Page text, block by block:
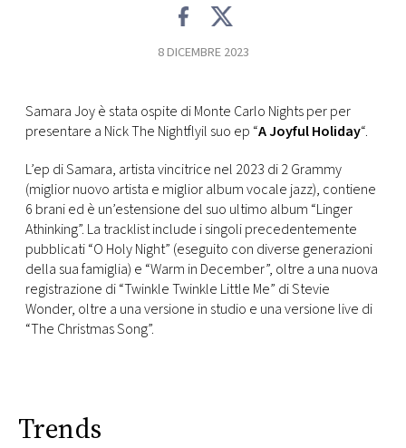
VIDEO
TV
PRINCIPATO
DI
MONACO
8 DICEMBRE 2023
Samara Joy è stata ospite di Monte Carlo Nights per per
presentare a Nick The Nightflyil suo ep “A Joyful Holiday“.
L’ep di Samara, artista vincitrice nel 2023 di 2 Grammy
(miglior nuovo artista e miglior album vocale jazz), contiene
6 brani ed è un’estensione del suo ultimo album “Linger
Athinking”. La tracklist include i singoli precedentemente
pubblicati “O Holy Night” (eseguito con diverse generazioni
della sua famiglia) e “Warm in December”, oltre a una nuova
registrazione di “Twinkle Twinkle Little Me” di Stevie
Wonder, oltre a una versione in studio e una versione live di
“The Christmas Song”.
Trends